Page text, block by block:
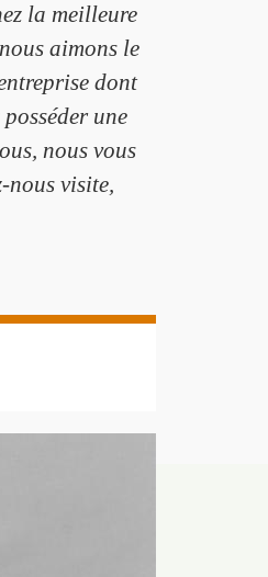
la meilleure
aimons le
dont
une
nous vous
nous visite,